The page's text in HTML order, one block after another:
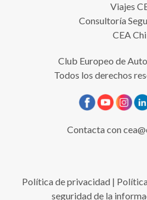
Viajes
Consultoría
CEA
Club Europeo de
Todos los derechos
Contacta con
Política de privacidad |
seguridad de la